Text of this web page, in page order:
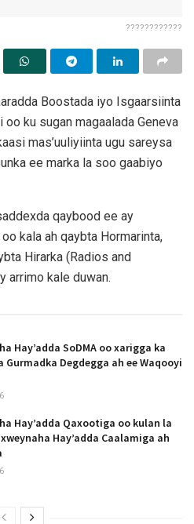
????????????
Boostada iyo Isgaarsiinta
oo ku sugan magaalada Geneva
mas’uuliyiinta ugu sareysa
ee marka la soo gaabiyo
qaybood ee ay
kala ah qaybta Hormarinta,
Hirarka (Radios and
arrimo kale duwan.
Hay’adda SoDMA oo xarigga ka
Gurmadka Degdegga ah ee Waqooyi
Hay’adda Qaxootiga oo kulan la
Hay’adda Caalamiga ah